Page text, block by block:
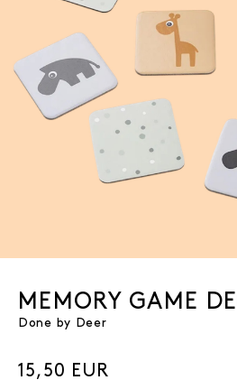
MEMORY GAME
Done by Deer
15,50 EUR